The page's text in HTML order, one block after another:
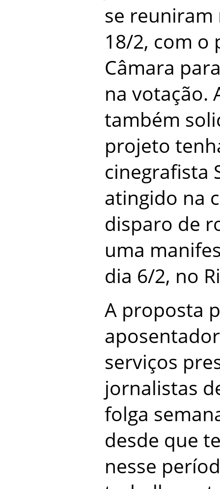
se reuniram
18/2, com o
Câmara
na votação.
também
projeto
cinegrafista
atingido na
disparo de
uma
dia 6/2, no
A proposta
serviços
jornalistas
folga
desde que
nesse